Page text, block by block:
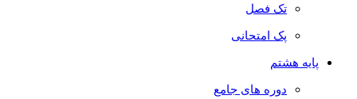
تک فصل
پک امتحانی
پایه هشتم
دوره های جامع